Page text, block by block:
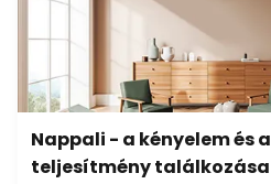
Nappali - a kényelem és a
teljesítmény találkozása